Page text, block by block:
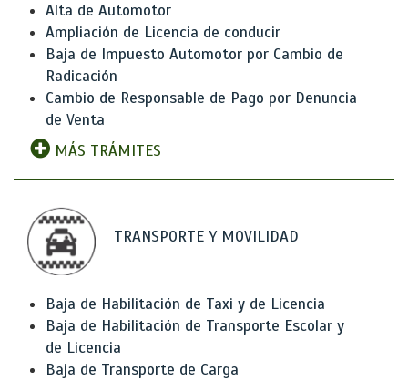
Alta de Automotor
Ampliación de Licencia de conducir
Baja de Impuesto Automotor por Cambio de
Radicación
Cambio de Responsable de Pago por Denuncia
de Venta
MÁS TRÁMITES
TRANSPORTE Y MOVILIDAD
Baja de Habilitación de Taxi y de Licencia
Baja de Habilitación de Transporte Escolar y
de Licencia
Baja de Transporte de Carga